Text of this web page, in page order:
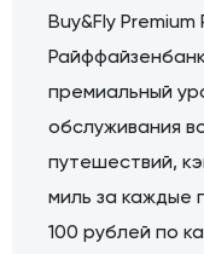
Buy&Fly Premium
премиальный
обслуживания
путешествий,
миль за каждые
100 рублей по